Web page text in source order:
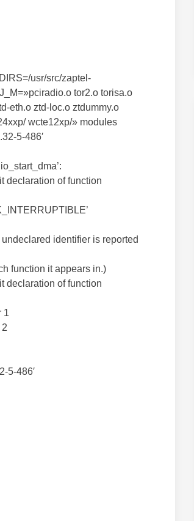
usr/src/zaptel-
tor2.o torisa.o
eth.o ztd-loc.o ztdummy.o
wcte12xp/» modules
5-486′
declaration of function
identifier is reported
function it appears in.)
declaration of function
1
5-486′